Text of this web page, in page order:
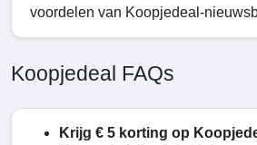
voordelen van Koopjedeal-
Koopjedeal FAQs
Krijg € 5 korting op